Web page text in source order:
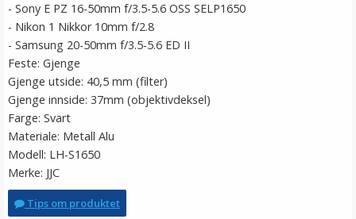
- Sony E PZ 16-50mm f/3.5-5.6 OSS SELP1650
- Nikon 1 Nikkor 10mm f/2.8
- Samsung 20-50mm f/3.5-5.6 ED II
Feste: Gjenge
Gjenge utside: 40,5 mm (filter)
Gjenge innside: 37mm (objektivdeksel)
Farge: Svart
Materiale: Metall Alu
Modell: LH-S1650
Merke: JJC
Tips om produktet